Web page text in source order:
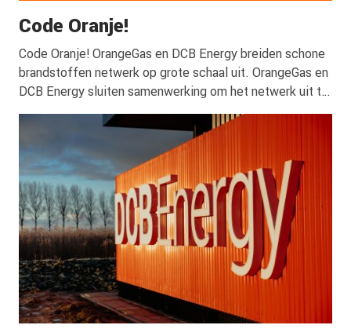
Code Oranje!
Code Oranje! OrangeGas en DCB Energy breiden schone
brandstoffen netwerk op grote schaal uit. OrangeGas en
DCB Energy sluiten samenwerking om het netwerk uit te
breiden voor schone brandstoffen. Samen hebben zij de
ambitie om binnen twee jaar op 20 locaties schone
brandstoffen aan te bieden. De samenwerking betreft
voor de schone brandstoffen CNG+, elektrisch … <a
href="https://dcbenergy.nl/code-
oranje/">Continued</a>